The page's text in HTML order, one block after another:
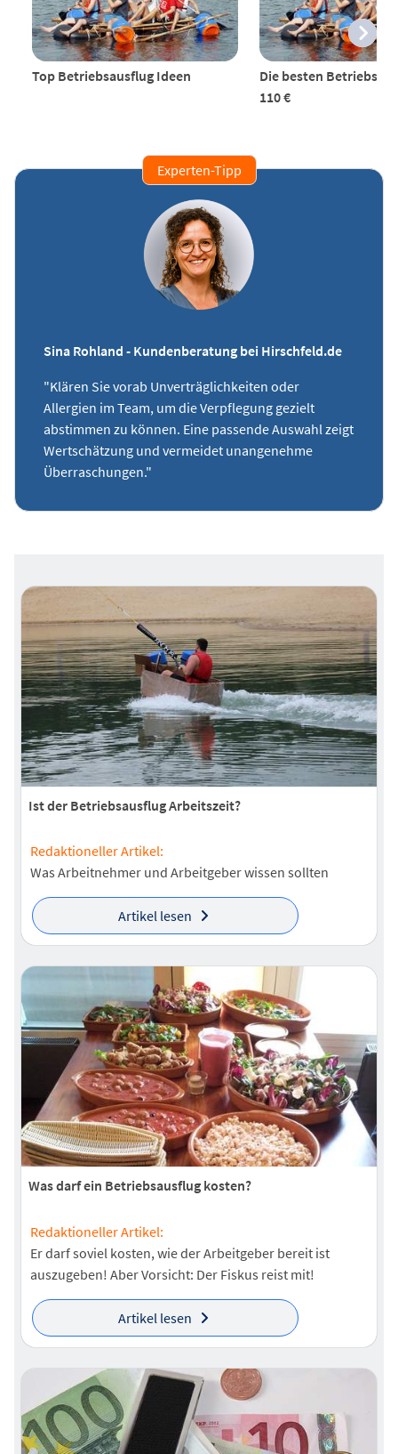
Top Betriebsausflug Ideen
Die besten
110 €
Experten-Tipp
Sina Rohland - Kundenberatung bei Hirschfeld.de
"Klären Sie vorab Unverträglichkeiten oder
Allergien im Team, um die Verpflegung gezielt
abstimmen zu können. Eine passende Auswahl zeigt
Wertschätzung und vermeidet unangenehme
Überraschungen."
Ist der Betriebsausflug Arbeitszeit?
Redaktioneller Artikel:
Was Arbeitnehmer und Arbeitgeber wissen sollten
Artikel lesen
Was darf ein Betriebsausflug kosten?
Redaktioneller Artikel:
Er darf soviel kosten, wie der Arbeitgeber bereit ist
auszugeben! Aber Vorsicht: Der Fiskus reist mit!
Artikel lesen